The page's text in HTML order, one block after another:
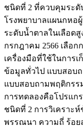
ชนิดที่ 2 ที่ควบคุมระดั
โรงพยาบาลแผนกหอ
ระดับน้ำตาลในเลือด
กรกฎาคม 2566 เลือก
เครื่องมือที่ใช้ในการ
ข้อมูลทั่วไป แบบสอบถ
แบบสอบถามพฤติกรร
การทดลองคือโปรแก
ชนิดที่ 2 การวิเคราะ
พรรณนา ความถี่ ร้อย